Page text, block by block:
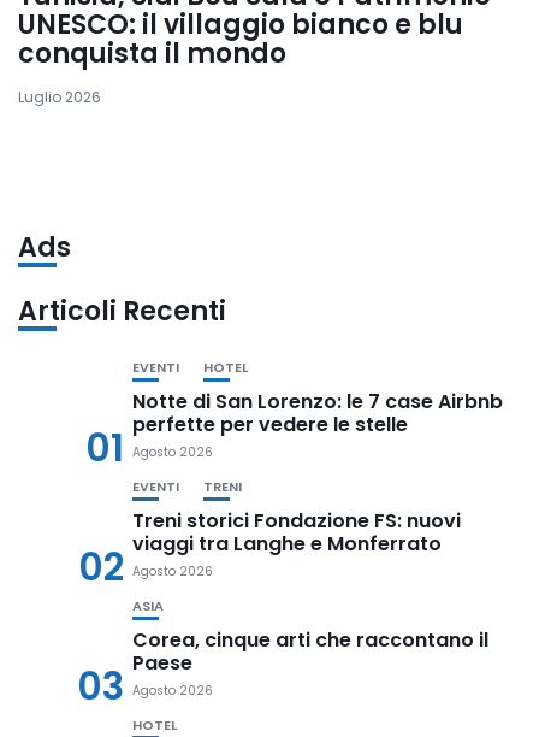
UNESCO: il villaggio bianco e blu
conquista il mondo
Luglio 2026
Ads
Articoli Recenti
01
EVENTI HOTEL
Notte di San Lorenzo: le 7 case Airbnb
perfette per vedere le stelle
Agosto 2026
02
EVENTI TRENI
Treni storici Fondazione FS: nuovi
viaggi tra Langhe e Monferrato
Agosto 2026
03
ASIA
Corea, cinque arti che raccontano il
Paese
Agosto 2026
HOTEL